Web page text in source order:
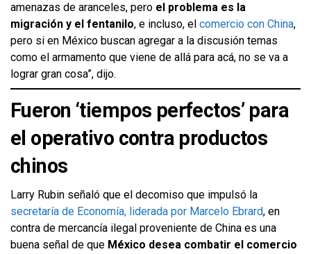
amenazas de aranceles, pero el problema es la
migración y el fentanilo, e incluso, el comercio con China,
pero si en México buscan agregar a la discusión temas
como el armamento que viene de allá para acá, no se va a
lograr gran cosa”, dijo.
Fueron ‘tiempos perfectos’ para
el operativo contra productos
chinos
Larry Rubin señaló que el decomiso que impulsó la
secretaría de Economía, liderada por Marcelo Ebrard, en
contra de mercancía ilegal proveniente de China es una
buena señal de que México desea combatir el comercio